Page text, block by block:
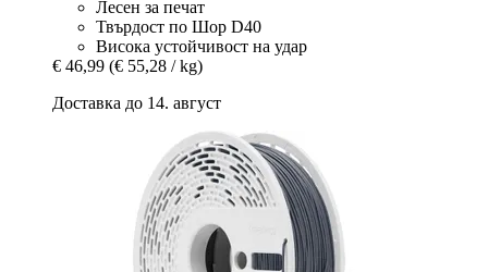
Лесен за печат
Твърдост по Шор D40
Висока устойчивост на удар
€ 46,99 (€ 55,28 / kg)
Доставка до 14. август